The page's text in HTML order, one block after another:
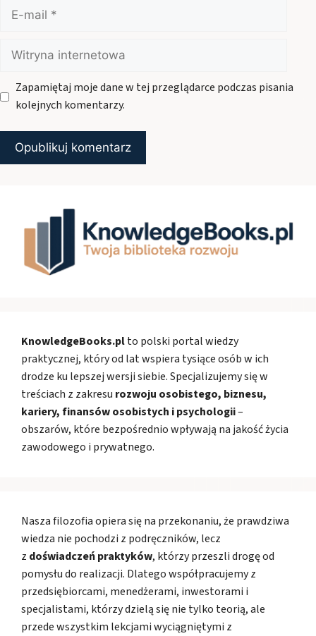
mail
Witryna
internetowa
Zapamiętaj moje dane w tej przeglądarce podczas pisania
kolejnych komentarzy.
KnowledgeBooks.plto polski portal wiedzy
praktycznej, który od lat wspiera tysiące osób w ich
drodze ku lepszej wersji siebie. Specjalizujemy się w
treściach z zakresu rozwoju osobistego, biznesu,
kariery, finansów osobistych i psychologii–
obszarów, które bezpośrednio wpływają na jakość życia
zawodowego i prywatnego.
Nasza filozofia opiera się na przekonaniu, że prawdziwa
wiedza nie pochodzi z podręczników, lecz
z doświadczeń praktyków, którzy przeszli drogę od
pomysłu do realizacji. Dlatego współpracujemy z
przedsiębiorcami, menedżerami, inwestorami i
specjalistami, którzy dzielą się nie tylko teorią, ale
przede wszystkim lekcjami wyciągniętymi z